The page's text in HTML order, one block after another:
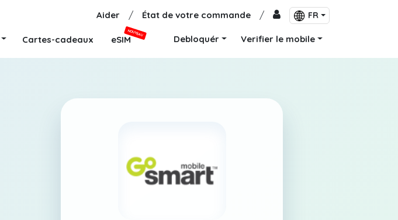
Aider / État de votre commande / FR
Cartes-cadeaux eSIM
NOUVEAU
Debloquér Verifier le mobile